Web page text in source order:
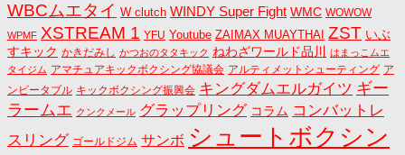
WBCムエタイ W clutch WINDY Super Fight WMC WOWOW
WPMF XSTREAM 1 YFU Youtube ZAIMAX MUAYTHAI ZST いぶ
すキック かきだみし かつおのタタキック ねわざワールド品川
はまっこムエ
タイジム アマチュアキックボクシング協議会 アルティメットシューティング ア
ンビータブル キックボクシング振興会 キングダムエルガイツ ギー
ラームエ クンクメール グラップリング コラム コンバットレ
スリング ゴールドジム サンボ シュートボクシン